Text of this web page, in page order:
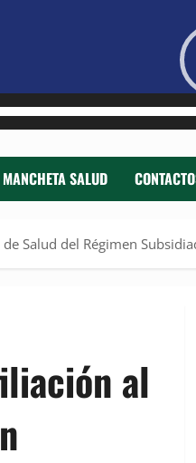
MANCHETA SALUD
Salud del Régimen
al